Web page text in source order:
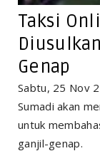
Taksi
Genap
Sabtu, 25 Nov
Sumadi akan
untuk
ganjil-genap.